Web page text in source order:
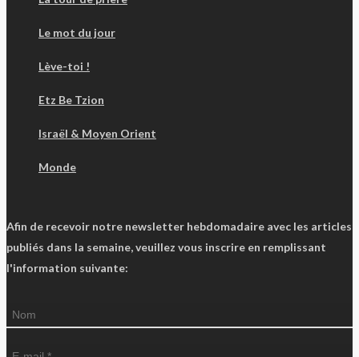
Le mot du jour
Lève-toi !
Etz Be Tzion
Israël & Moyen Orient
Monde
Afin de recevoir notre newsletter hebdomadaire avec les articles
publiés dans la semaine, veuillez vous inscrire en remplissant
l'information suivante: